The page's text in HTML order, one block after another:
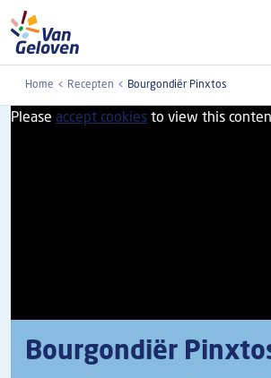
Overslaan en naar de inhoud gaan
Home Recepten Bourgondiër Pinxtos
Please accept cookiesto view this
Bourgondiër